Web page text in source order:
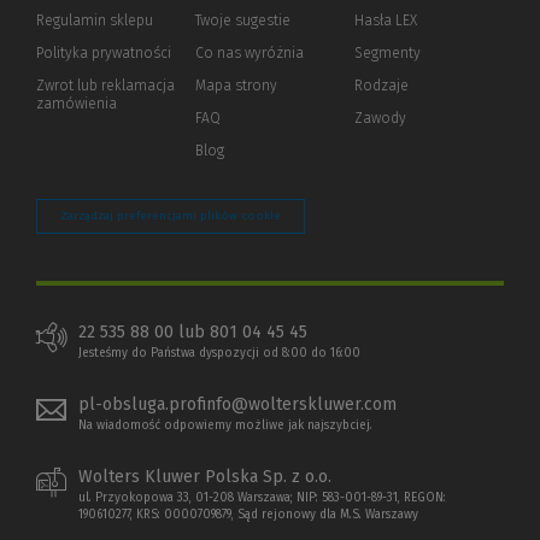
Regulamin sklepu
Polityka prywatności (Nowe
(Link
innej
Zwrot lub reklamacja
zamówienia
innej
strony)
Twoje sugestie
Co nas wyróżnia
Mapa strony
FAQ
Blog
Hasła LEX
Segmenty
Rodzaje
Zawody
Zarządzaj preferencjami plików cookie
22 535 88 00 lub 801 04 45 45
Jesteśmy do Państwa dyspozycji od 8:00 do 16:00
pl-obsluga.profinfo@wolterskluwer.com
Na wiadomość odpowiemy możliwe jak najszybciej.
Wolters Kluwer Polska Sp. z o.o.
ul. Przyokopowa 33, 01-208 Warszawa; NIP: 583-001-89-31, REGON:
190610277, KRS: 0000709879, Sąd rejonowy dla M.S. Warszawy